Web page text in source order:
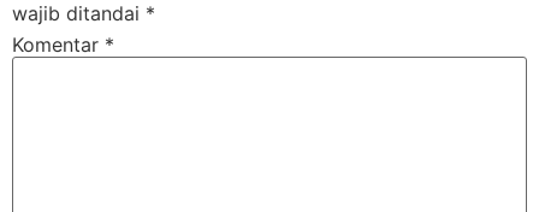
wajib ditandai *
Komentar *